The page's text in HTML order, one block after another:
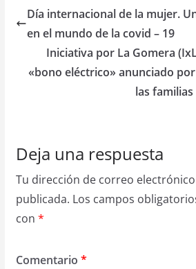
Día internacional de la mujer.
en el mundo de la covid – 19
Iniciativa por La Gomera
«bono eléctrico» anunciado
las
Deja una respuesta
Tu dirección de correo
publicada. Los campos
con *
Comentario *